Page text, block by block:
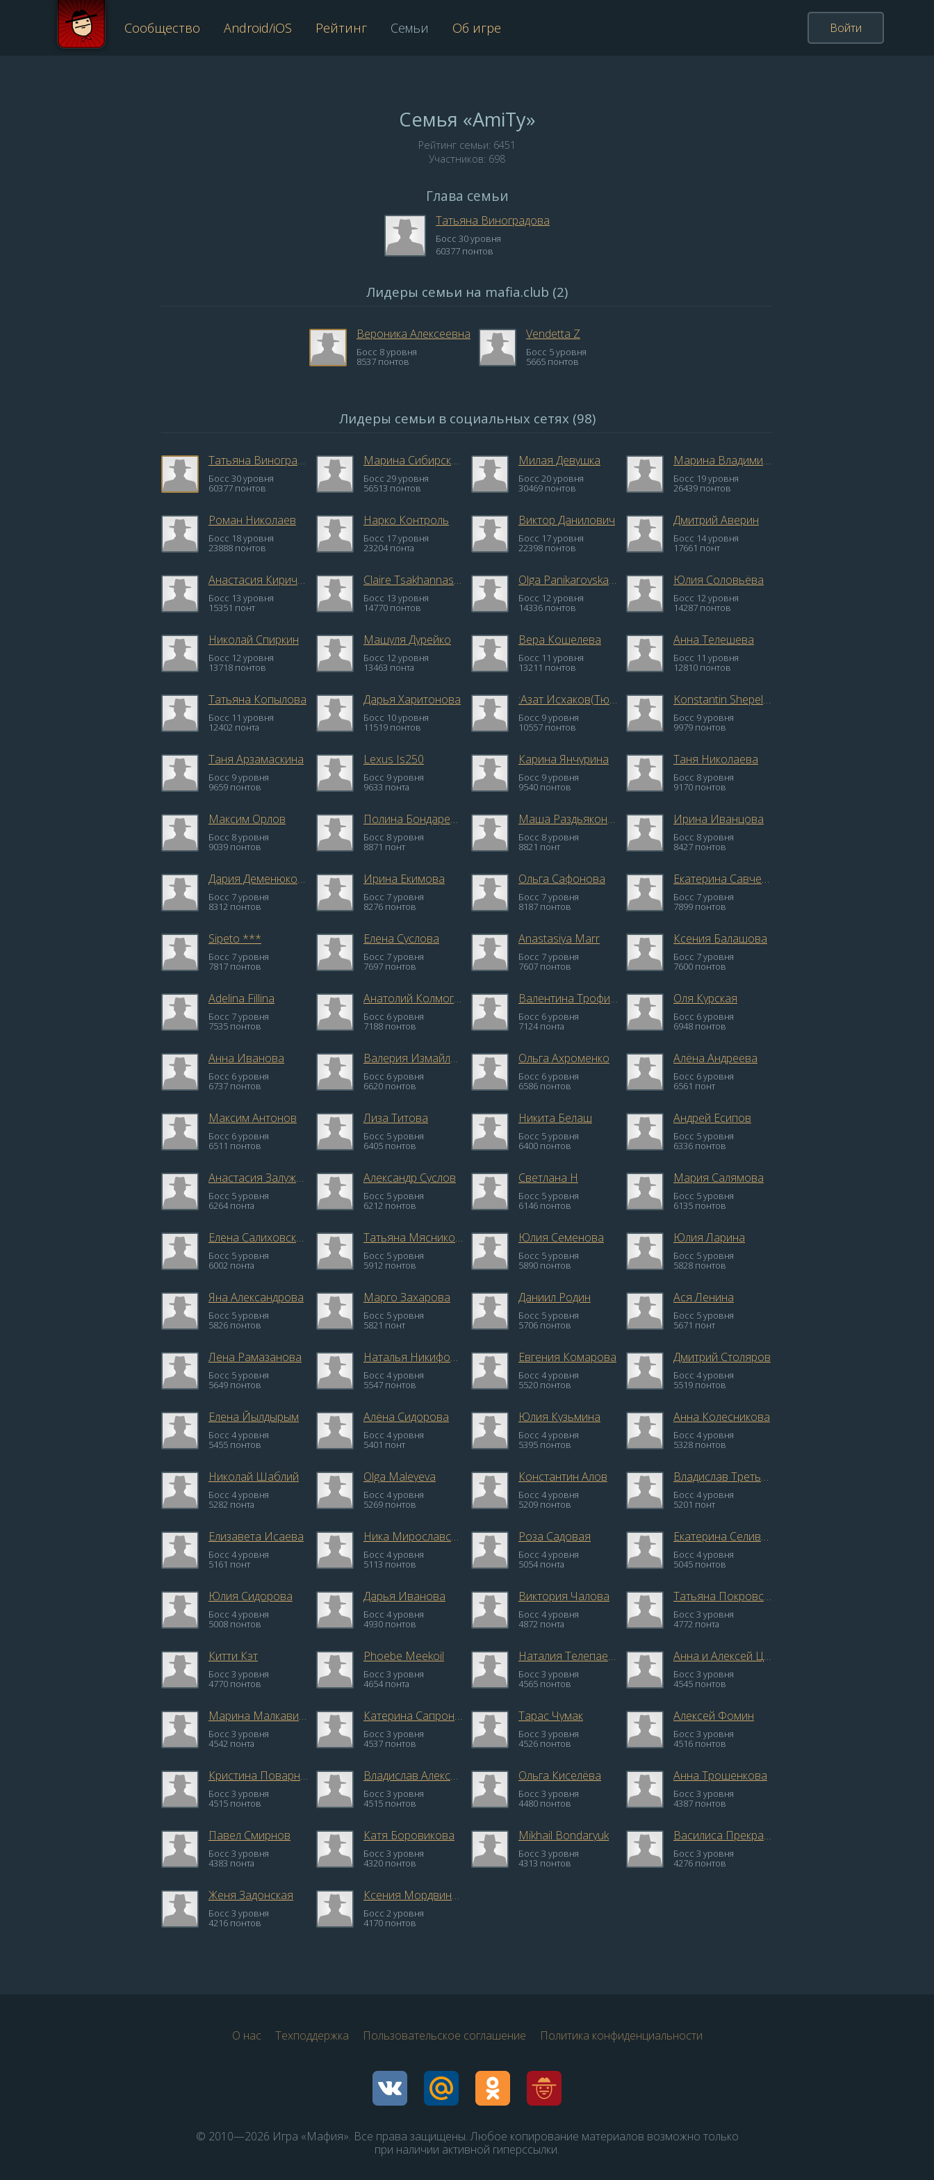
Сообщество Android/iOS Рейтинг Семьи Об игре Войти
Семья «АmiTy»
Рейтинг семьи: 6451
Участников: 698
Глава семьи
Татьяна Виноградова
Босс 30 уровня
60377 понтов
Лидеры семьи на mafia.club (2)
Вероника Алексеевна
Босс 8 уровня
8537 понтов
Vendetta Z
Босс 5 уровня
5665 понтов
Лидеры семьи в социальных сетях (98)
Татьяна Виноградова
Босс 30 уровня
60377 понтов
Марина Сибирская
Босс 29 уровня
56513 понтов
Милая Девушка
Босс 20 уровня
30469 понтов
Марина Владимировна
Босс 19 уровня
26439 понтов
Роман Николаев
Босс 18 уровня
23888 понтов
Нарко Контроль
Босс 17 уровня
23204 понта
Виктор Данилович
Босс 17 уровня
22398 понтов
Дмитрий Аверин
Босс 14 уровня
17661 понт
Анастасия Кириченко
Босс 13 уровня
15351 понт
Claire Tsakhannasyan
Босс 13 уровня
14770 понтов
Olga Panikarovskaya
Босс 12 уровня
14336 понтов
Юлия Соловьёва
Босс 12 уровня
14287 понтов
Николай Спиркин
Босс 12 уровня
13718 понтов
Машуля Дурейко
Босс 12 уровня
13463 понта
Вера Кошелева
Босс 11 уровня
13211 понтов
Анна Телешева
Босс 11 уровня
12810 понтов
Татьяна Копылова
Босс 11 уровня
12402 понта
Дарья Харитонова
Босс 10 уровня
11519 понтов
:Азат Исхаков(Тюряга)
Босс 9 уровня
10557 понтов
Konstantin Shepelev
Босс 9 уровня
9979 понтов
Таня Арзамаскина
Босс 9 уровня
9659 понтов
Lexus Is250
Босс 9 уровня
9633 понта
Карина Янчурина
Босс 9 уровня
9540 понтов
Таня Николаева
Босс 8 уровня
9170 понтов
Максим Орлов
Босс 8 уровня
9039 понтов
Полина Бондаренко
Босс 8 уровня
8871 понт
Маша Раздьяконова
Босс 8 уровня
8821 понт
Ирина Иванцова
Босс 8 уровня
8427 понтов
Дария Деменюкова
Босс 7 уровня
8312 понтов
Ирина Екимова
Босс 7 уровня
8276 понтов
Ольга Сафонова
Босс 7 уровня
8187 понтов
Екатерина Савченко
Босс 7 уровня
7899 понтов
Sipeto ***
Босс 7 уровня
7817 понтов
Елена Суслова
Босс 7 уровня
7697 понтов
Anastasiya Marr
Босс 7 уровня
7607 понтов
Ксения Балашова
Босс 7 уровня
7600 понтов
Adelina Fillina
Босс 7 уровня
7535 понтов
Анатолий Колмогоров
Босс 6 уровня
7188 понтов
Валентина Трофимова
Босс 6 уровня
7124 понта
Оля Курская
Босс 6 уровня
6948 понтов
Анна Иванова
Босс 6 уровня
6737 понтов
Валерия Измайлова
Босс 6 уровня
6620 понтов
Ольга Ахроменко
Босс 6 уровня
6586 понтов
Алёна Андреева
Босс 6 уровня
6561 понт
Максим Антонов
Босс 6 уровня
6511 понтов
Лиза Титова
Босс 5 уровня
6405 понтов
Никита Белаш
Босс 5 уровня
6400 понтов
Андрей Есипов
Босс 5 уровня
6336 понтов
Анастасия Залужная
Босс 5 уровня
6264 понта
Александр Суслов
Босс 5 уровня
6212 понтов
Светлана Н
Босс 5 уровня
6146 понтов
Мария Салямова
Босс 5 уровня
6135 понтов
Елена Салиховская
Босс 5 уровня
6002 понта
Татьяна Мясникова
Босс 5 уровня
5912 понтов
Юлия Семенова
Босс 5 уровня
5890 понтов
Юлия Ларина
Босс 5 уровня
5828 понтов
Яна Александрова
Босс 5 уровня
5826 понтов
Марго Захарова
Босс 5 уровня
5821 понт
Даниил Родин
Босс 5 уровня
5706 понтов
Ася Ленина
Босс 5 уровня
5671 понт
Лена Рамазанова
Босс 5 уровня
5649 понтов
Наталья Никифорова
Босс 4 уровня
5547 понтов
Евгения Комарова
Босс 4 уровня
5520 понтов
Дмитрий Столяров
Босс 4 уровня
5519 понтов
Елена Йылдырым
Босс 4 уровня
5455 понтов
Алёна Сидорова
Босс 4 уровня
5401 понт
Юлия Кузьмина
Босс 4 уровня
5395 понтов
Анна Колесникова
Босс 4 уровня
5328 понтов
Николай Шаблий
Босс 4 уровня
5282 понта
Olga Maleyeva
Босс 4 уровня
5269 понтов
Константин Алов
Босс 4 уровня
5209 понтов
Владислав Третьев
Босс 4 уровня
5201 понт
Елизавета Исаева
Босс 4 уровня
5161 понт
Ника Мирославская
Босс 4 уровня
5113 понтов
Роза Садовая
Босс 4 уровня
5054 понта
Екатерина Селиверстова
Босс 4 уровня
5045 понтов
Юлия Сидорова
Босс 4 уровня
5008 понтов
Дарья Иванова
Босс 4 уровня
4930 понтов
Виктория Чалова
Босс 4 уровня
4872 понта
Татьяна Покровская
Босс 3 уровня
4772 понта
Китти Кэт
Босс 3 уровня
4770 понтов
Phoebe Meekoil
Босс 3 уровня
4654 понта
Наталия Телепаева
Босс 3 уровня
4565 понтов
Анна и Алексей Царегородцевы
Босс 3 уровня
4545 понтов
Марина Малкавиан
Босс 3 уровня
4542 понта
Катерина Сапронова
Босс 3 уровня
4537 понтов
Тарас Чумак
Босс 3 уровня
4526 понтов
Алексей Фомин
Босс 3 уровня
4516 понтов
Кристина Поварницына
Босс 3 уровня
4515 понтов
Владислав Алексеев
Босс 3 уровня
4515 понтов
Ольга Киселёва
Босс 3 уровня
4480 понтов
Анна Трошенкова
Босс 3 уровня
4387 понтов
Павел Смирнов
Босс 3 уровня
4383 понта
Катя Боровикова
Босс 3 уровня
4320 понтов
Mikhail Bondaryuk
Босс 3 уровня
4313 понтов
Василиса Прекрасная
Босс 3 уровня
4276 понтов
Женя Задонская
Босс 3 уровня
4216 понтов
Ксения Мордвинова
Босс 2 уровня
4170 понтов
О нас Техподдержка Пользовательское соглашение Политика конфиденциальности
© 2010—2026 Игра «Мафия». Все права защищены. Любое копирование материалов возможно только
при наличии активной гиперссылки.